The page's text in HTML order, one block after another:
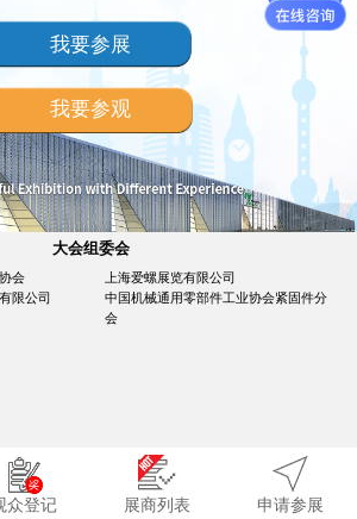
我要参展
我要参观
大会组委会
会
上海爱螺展览有限公司
限公司
中国机械通用零部件工业协会紧固件分
会
众登记 展商列表 申请参展